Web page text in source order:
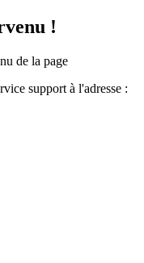
!
de la page
support à l'adresse :